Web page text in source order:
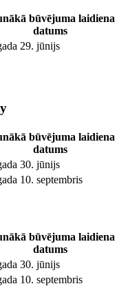
būvējuma laidiena
datums
29. jūnijs
būvējuma laidiena
datums
30. jūnijs
10. septembris
būvējuma laidiena
datums
30. jūnijs
10. septembris